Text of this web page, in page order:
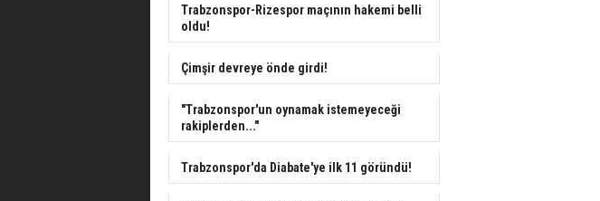
Trabzonspor-Rizespor maçının hakemi belli
oldu!
Çimşir devreye önde girdi!
"Trabzonspor'un oynamak istemeyeceği
rakiplerden..."
Trabzonspor'da Diabate'ye ilk 11 göründü!